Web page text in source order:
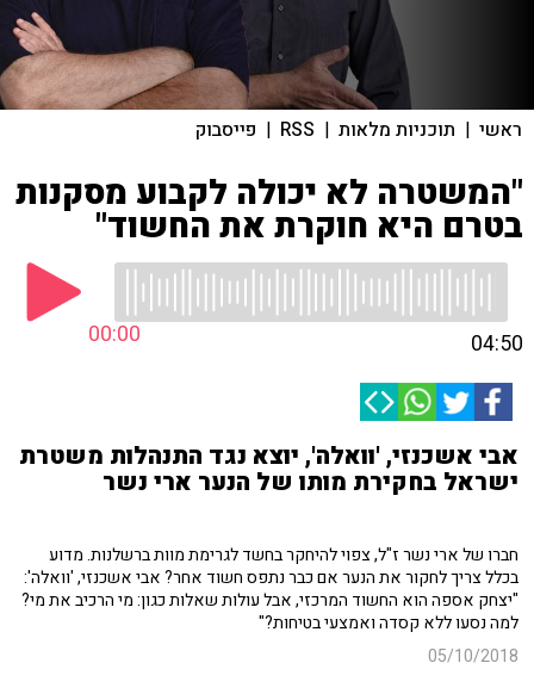
ראשי | תוכניות מלאות |
RSS
| פייסבוק
"המשטרה לא יכולה לקבוע מסקנות
בטרם היא חוקרת את החשוד"
00:00 04:50
אבי אשכנזי, 'וואלה', יוצא נגד התנהלות משטרת
ישראל בחקירת מותו של הנער ארי נשר
חברו של ארי נשר ז"ל, צפוי להיחקר בחשד לגרימת מוות ברשלנות. מדוע
בכלל צריך לחקור את הנער אם כבר נתפס חשוד אחר? אבי אשכנזי, 'וואלה':
"יצחק אספה הוא החשוד המרכזי, אבל עולות שאלות כגון: מי הרכיב את מי?
למה נסעו ללא קסדה ואמצעי בטיחות?"
05/10/2018